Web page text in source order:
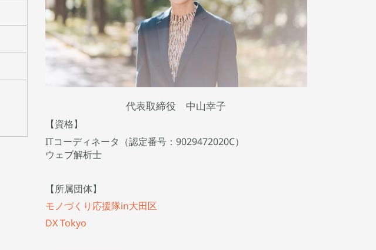
代表取締役 中山幸子
【資格】
ITコーディネータ （認定番号：9029472020C）
ウェブ解析士
【所属団体】
モノづくり応援隊in大田区
DX Tokyo